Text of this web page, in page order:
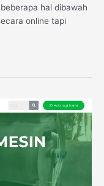
hal dibawah
online tapi